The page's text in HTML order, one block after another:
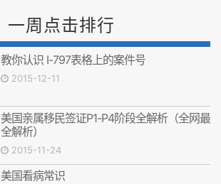
一周点击排行
教你认识 I-797表格上的案件号
2015-12-11
美国亲属移民签证P1-P4阶段全解析（全网最
全解析）
2015-11-24
美国看病常识